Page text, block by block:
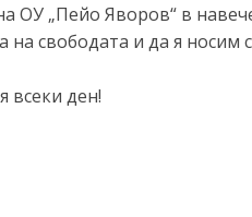
ОУ „Пейо Яворов“ в
свободата и да я носим
всеки ден!